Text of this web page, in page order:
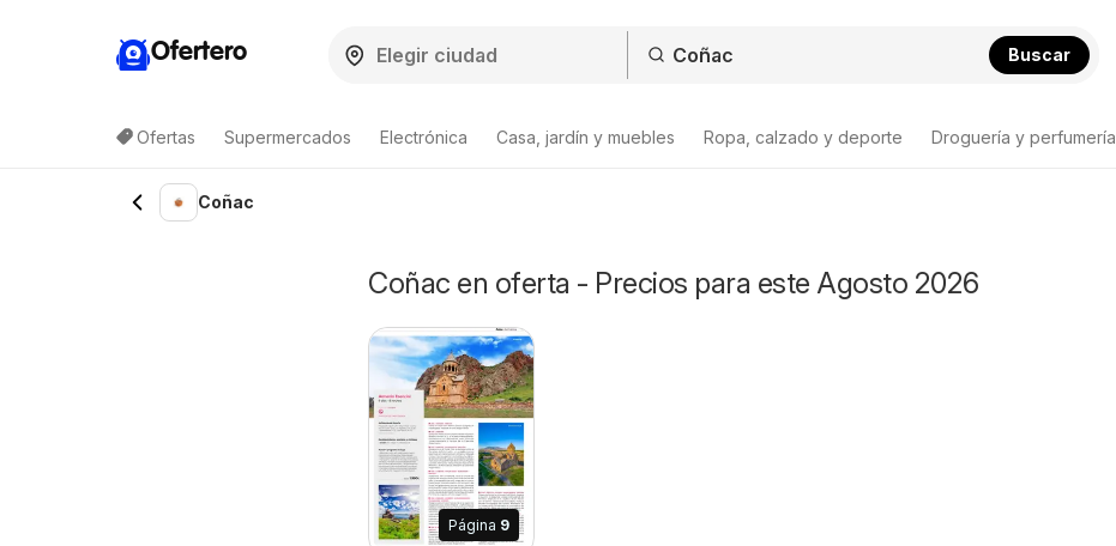
Ofertero Buscar
Ofertas Supermercados Electrónica Casa, jardín y muebles Ropa, calzado y deporte Droguería y perfumería
Coñac
Coñac en oferta - Precios para este Agosto 2026
Página 9